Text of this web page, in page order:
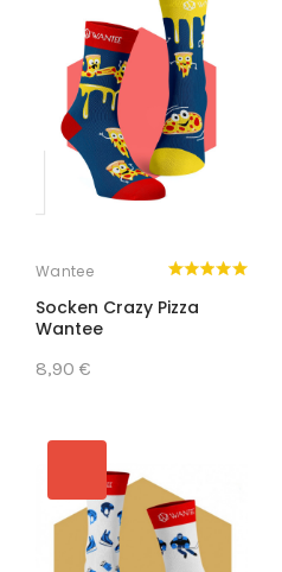
Wantee
Socken Crazy Pizza
Wantee
8,90 €